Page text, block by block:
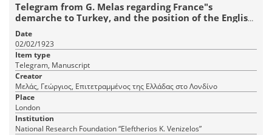
Telegram from G. Melas regarding France"s
demarche to Turkey, and the position of the English
Prime Minister.
Date
02/02/1923
Item type
Telegram, Manuscript
Creator
Μελάς, Γεώργιος, Επιτετραμμένος της Ελλάδας στο Λονδίνο
Place
London
Institution
National Research Foundation “Eleftherios K. Venizelos”